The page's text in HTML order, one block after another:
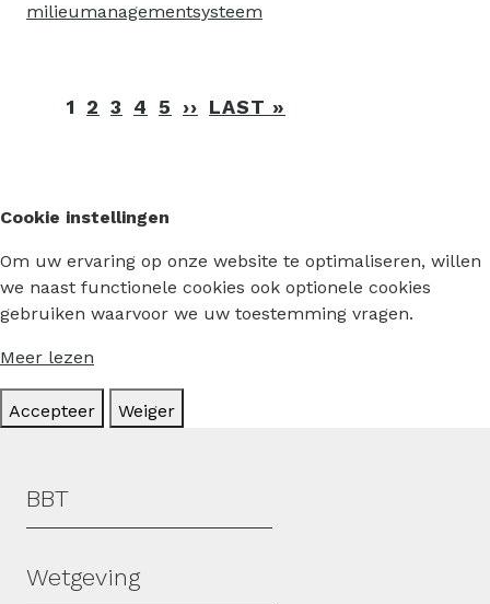
milieumanagementsysteem
Paginering
1 2 3 4 5 ›› VOLGENDE
LAST »
Cookie instellingen
Om uw ervaring op onze website te optimaliseren, willen
we naast functionele cookies ook optionele cookies
gebruiken waarvoor we uw toestemming vragen.
Meer lezen
Accepteer Weiger
Hoofdmenu
BBT
Wetgeving